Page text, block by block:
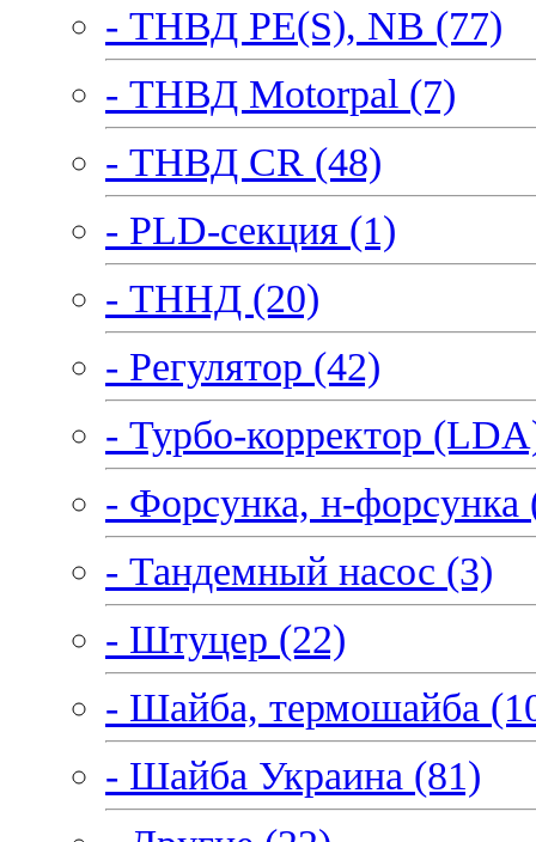
- ТНВД PE(S), NB (77)
- ТНВД Motorpal (7)
- ТНВД CR (48)
- PLD-секция (1)
- ТННД (20)
- Регулятор (42)
- Турбо-корректор
- Форсунка, н-форсунка
- Тандемный насос (3)
- Штуцер (22)
- Шайба, термошайба
- Шайба Украина (81)